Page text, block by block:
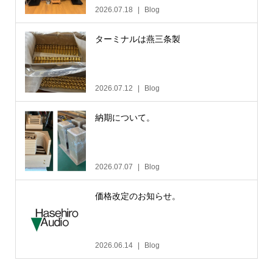
2026.07.18 Blog
ターミナルは燕三条製
2026.07.12 Blog
納期について。
2026.07.07 Blog
価格改定のお知らせ。
2026.06.14 Blog